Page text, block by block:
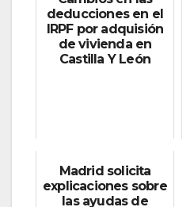
deducciones en el
IRPF por adquisión
de vivienda en
Castilla Y León
Madrid solicita
explicaciones sobre
las ayudas de